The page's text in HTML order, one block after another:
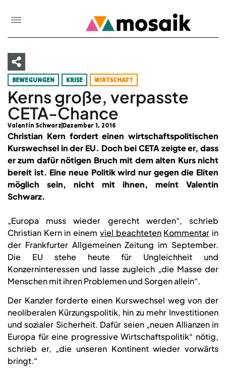
BEWEGUNGEN KRISE WIRTSCHAFT
Kerns große, verpasste
CETA-Chance
Valentin Schwarz Dezember 1, 2016
Christian Kern fordert einen wirtschaftspolitischen
Kurswechsel in der EU. Doch bei CETA zeigte er, dass
er zum dafür nötigen Bruch mit dem alten Kurs nicht
bereit ist. Eine neue Politik wird nur gegen die Eliten
möglich sein, nicht mit ihnen, meint Valentin
Schwarz.
„Europa muss wieder gerecht werden“, schrieb
Christian Kern in einem viel beachteten Kommentar in
der Frankfurter Allgemeinen Zeitung im September.
Die EU stehe heute für Ungleichheit und
Konzerninteressen und lasse zugleich „die Masse der
Menschen mit ihren Problemen und Sorgen allein“.
Der Kanzler forderte einen Kurswechsel weg von der
neoliberalen Kürzungspolitik, hin zu mehr Investitionen
und sozialer Sicherheit. Dafür seien „neuen Allianzen in
Europa für eine progressive Wirtschaftspolitik“ nötig,
schrieb er, „die unseren Kontinent wieder vorwärts
bringt.“